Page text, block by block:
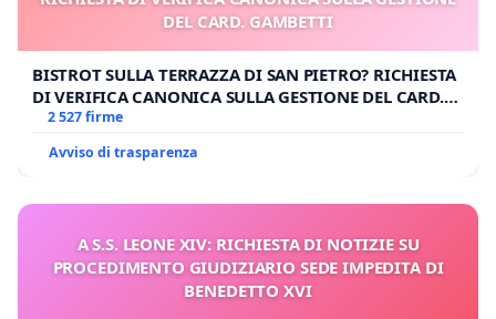
DEL CARD. GAMBETTI
BISTROT SULLA TERRAZZA DI SAN PIETRO? RICHIESTA
DI VERIFICA CANONICA SULLA GESTIONE DEL CARD.
GAMBETTI
2 527 firme
Avviso di trasparenza
A S.S. LEONE XIV: RICHIESTA DI NOTIZIE SU
PROCEDIMENTO GIUDIZIARIO SEDE IMPEDITA DI
BENEDETTO XVI